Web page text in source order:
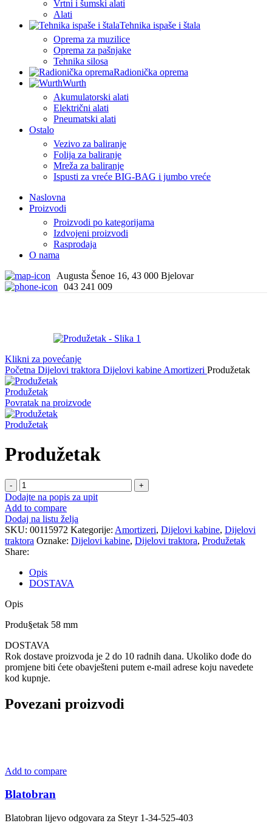
Vrtni i šumski alati
Alati
Tehnika ispaše i štala
Oprema za muzilice
Oprema za pašnjake
Tehnika silosa
Radionička oprema
Wurth
Akumulatorski alati
Električni alati
Pneumatski alati
Ostalo
Vezivo za baliranje
Folija za baliranje
Mreža za baliranje
Ispusti za vreće BIG-BAG i jumbo vreće
Naslovna
Proizvodi
Proizvodi po kategorijama
Izdvojeni proizvodi
Rasprodaja
O nama
Augusta Šenoe 16, 43 000 Bjelovar
043 241 009
Klikni za povećanje
Početna Dijelovi traktora Dijelovi kabine Amortizeri Produžetak
Produžetak
Povratak na proizvode
Produžetak
Produžetak
Produžetak
količina
Dodajte na popis za upit
Add to compare
Dodaj na listu želja
SKU: 00115972 Kategorije: Amortizeri, Dijelovi kabine, Dijelovi
traktora Oznake: Dijelovi kabine, Dijelovi traktora, Produžetak
Share:
Opis
DOSTAVA
Opis
Produ§etak 58 mm
DOSTAVA
Rok dostave proizvoda je 2 do 10 radnih dana. Ukoliko dođe do
promjene biti ćete obavješteni putem e-mail adrese koju navedete
kod kupnje.
Povezani proizvodi
Add to compare
Blatobran
Blatobran lijevo odgovara za Steyr 1-34-525-403